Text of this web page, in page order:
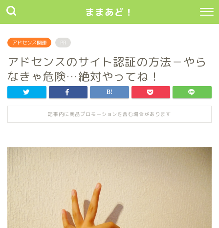
ままあど！
アドセンス関連 PR
アドセンスのサイト認証の方法－やら
なきゃ危険…絶対やってね！
記事内に商品プロモーションを含む場合があります